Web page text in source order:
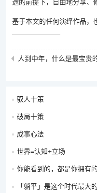
途的前提下，自由地分享、
基于本文的任何演绎作品，
人到中年，什么是最宝贵
驭人十策
破局十策
成事心法
世界=认知+立场
你能看到的，都是你拥有的
「躺平」是这个时代最大